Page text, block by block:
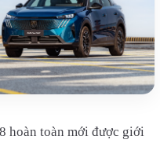
hoàn toàn mới được giới